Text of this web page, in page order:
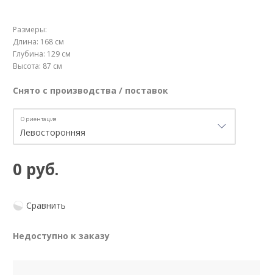
Размеры:
Длина: 168 см
Глубина: 129 см
Высота: 87 см
Снято с производства / поставок
Ориентация
0 руб.
Сравнить
Недоступно к заказу